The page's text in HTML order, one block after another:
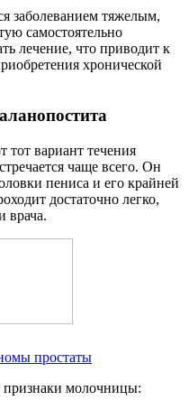
заболеванием тяжелым,
самостоятельно
лечение, что приводит к
хронической
тот вариант течения
чаще всего. Он
пениса и его крайней
достаточно легко,
врача.
простаты
признаки молочницы: